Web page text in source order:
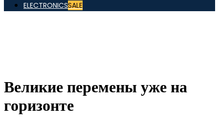
ELECTRONICSSALE
Великие перемены уже на
горизонте